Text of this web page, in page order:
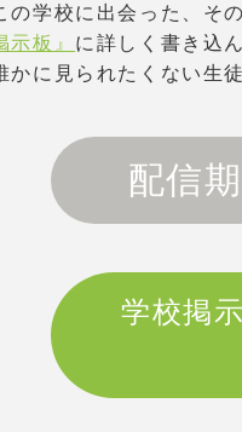
の学校に出会った、そ
示板』 に詳しく書き込
かに見られたくない生
配信
学校掲